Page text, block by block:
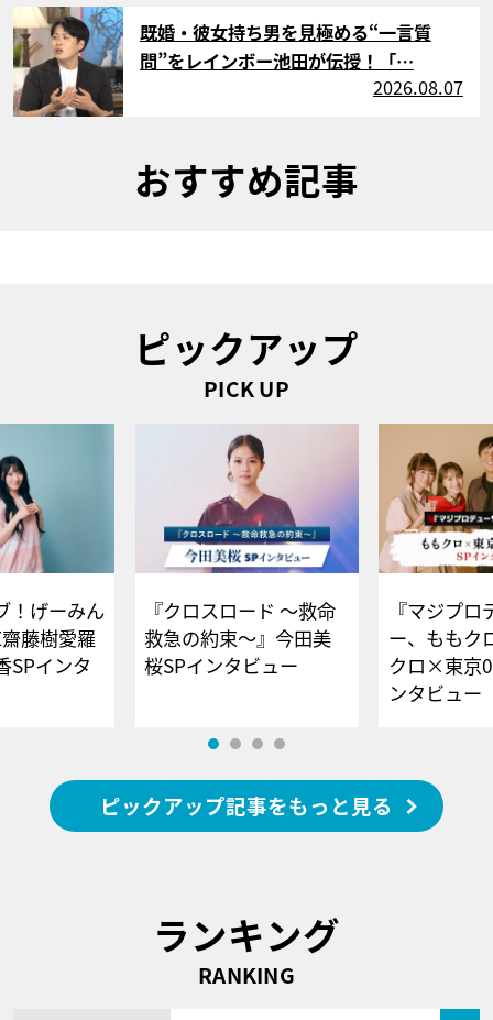
サムネイル
既婚・彼女持ち男を見極める“一言質
問”をレインボー池田が伝授！「…
2026.08.07
おすすめ記事
ピックアップ
PICK UP
！げーみん
藤樹愛羅
SPインタ
『クロスロード ～救命
救急の約束～』今田美
桜SPインタビュー
『マジプロ
ー、ももク
クロ×東京
ンタビュー
ピックアップ記事をもっと見る
ランキング
RANKING